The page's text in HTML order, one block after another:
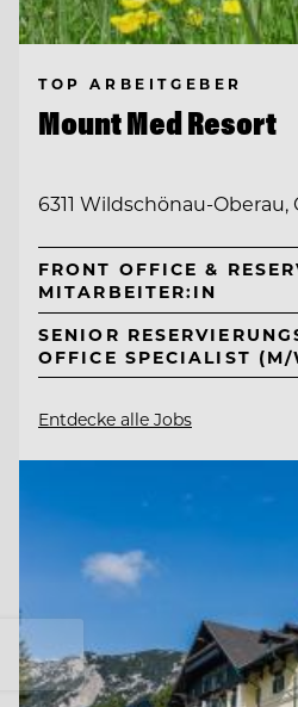
TOP ARBEITGEBER
Mount Med Resort
6311 Wildschönau-Oberau,
FRONT OFFICE &
MITARBEITER:IN
SENIOR
OFFICE SPECIALIST (M/
Entdecke alle Jobs